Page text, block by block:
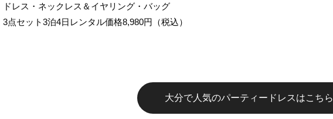
ドレス・ネックレス＆イヤリング・バッグ
3点セット3泊4日レンタル価格8,980円（税込）
大分で人気のパーティードレスはこちら